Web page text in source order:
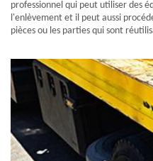
professionnel qui peut utiliser des
l'enlèvement et il peut aussi
pièces ou les parties qui sont